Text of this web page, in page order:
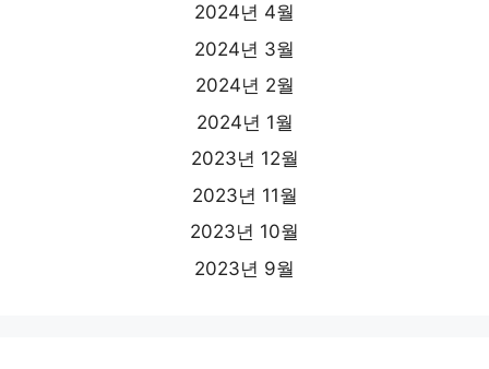
2024년 4월
2024년 3월
2024년 2월
2024년 1월
2023년 12월
2023년 11월
2023년 10월
2023년 9월